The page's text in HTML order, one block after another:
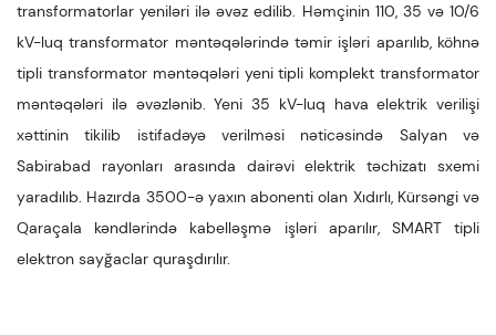
transformatorlar yeniləri ilə əvəz edilib. Həmçinin 110, 35 və 10/6
kV-luq transformator məntəqələrində təmir işləri aparılıb, köhnə
tipli transformator məntəqələri yeni tipli komplekt transformator
məntəqələri ilə əvəzlənib. Yeni 35 kV-luq hava elektrik verilişi
xəttinin tikilib istifadəyə verilməsi nəticəsində Salyan və
Sabirabad rayonları arasında dairəvi elektrik təchizatı sxemi
yaradılıb. Hazırda 3500-ə yaxın abonenti olan Xıdırlı, Kürsəngi və
Qaraçala kəndlərində kabelləşmə işləri aparılır, SMART tipli
elektron sayğaclar quraşdırılır.